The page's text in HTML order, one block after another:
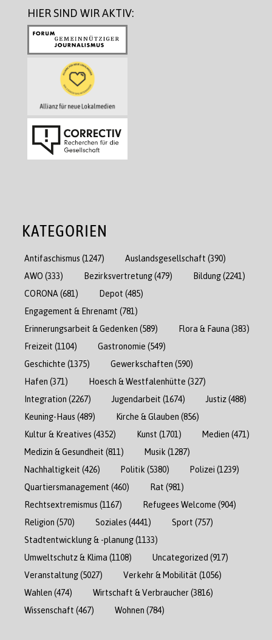
HIER SIND WIR AKTIV:
KATEGORIEN
Antifaschismus (1247) Auslandsgesellschaft (390)
AWO (333) Bezirksvertretung(479) Bildung(2241)
CORONA (681) Depot (485)
Engagement & Ehrenamt (781)
Erinnerungsarbeit & Gedenken (589) Flora & Fauna (383)
Freizeit (1104) Gastronomie (549)
Geschichte (1375) Gewerkschaften (590)
Hafen (371) Hoesch & Westfalenhütte (327)
Integration (2267) Jugendarbeit (1674) Justiz(488)
Keuning-Haus (489) Kirche & Glauben (856)
Kultur & Kreatives (4352) Kunst (1701) Medien (471)
Medizin & Gesundheit (811) Musik (1287)
Nachhaltigkeit (426) Politik (5380) Polizei (1239)
Quartiersmanagement (460) Rat (981)
Rechtsextremismus (1167) Refugees Welcome (904)
Religion (570) Soziales (4441) Sport (757)
Stadtentwicklung & -planung(1133)
Umweltschutz & Klima (1108) Uncategorized (917)
Veranstaltung(5027) Verkehr & Mobilität (1056)
Wahlen (474) Wirtschaft & Verbraucher(3816)
Wissenschaft (467) Wohnen (784)